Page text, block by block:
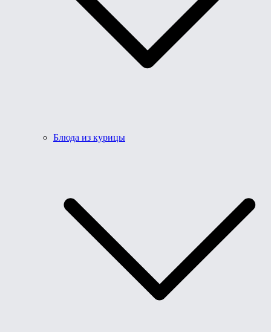
Блюда из курицы